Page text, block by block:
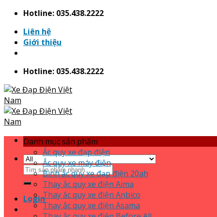
Skip
content
Hotline: 035.438.2222
Liên hệ
Giới thiệu
Hotline: 035.438.2222
Search
for:
Login
Danh mục sản phẩm
Ắc quy xe đạp điện
Ắc quy xe máy điện
Bình ắc quy xe đạp điện 20ah
Thay ắc quy xe điện Aima
Thay ắc quy xe điện Anbico
Thay ắc quy xe điện Asama